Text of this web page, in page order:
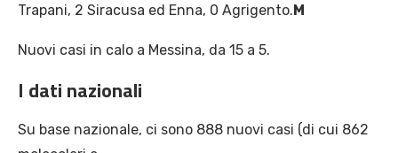
Trapani, 2 Siracusa ed Enna, 0 Agrigento.M
Nuovi casi in calo a Messina, da 15 a 5.
I dati nazionali
Su base nazionale, ci sono 888 nuovi casi (di cui 862